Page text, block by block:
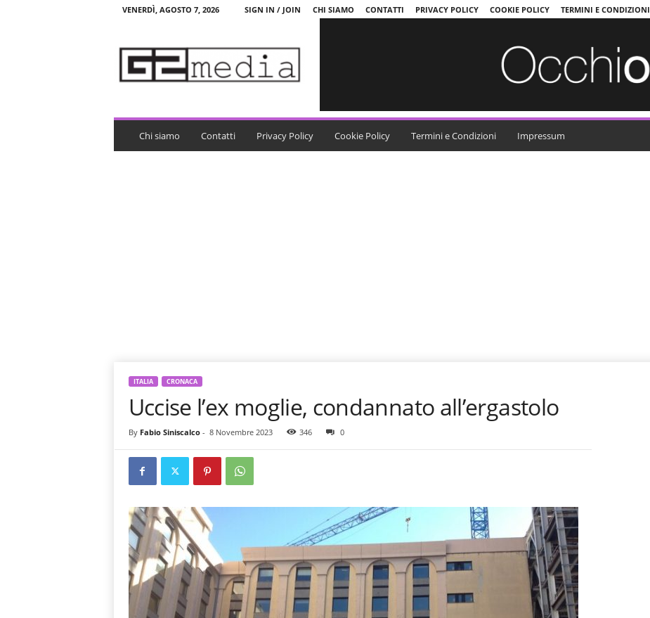
VENERDÌ, AGOSTO 7, 2026 SIGN IN / JOIN CHI SIAMO CONTATTI PRIVACY POLICY COOKIE POLICY TERMINI E CONDIZIONI
a
Chi siamo Contatti Privacy Policy Cookie Policy Termini e Condizioni Impressum
ITALIA CRONACA
Uccise l’ex moglie, condannato all’ergastolo
By Fabio Siniscalco- 8 Novembre 2023 346 0